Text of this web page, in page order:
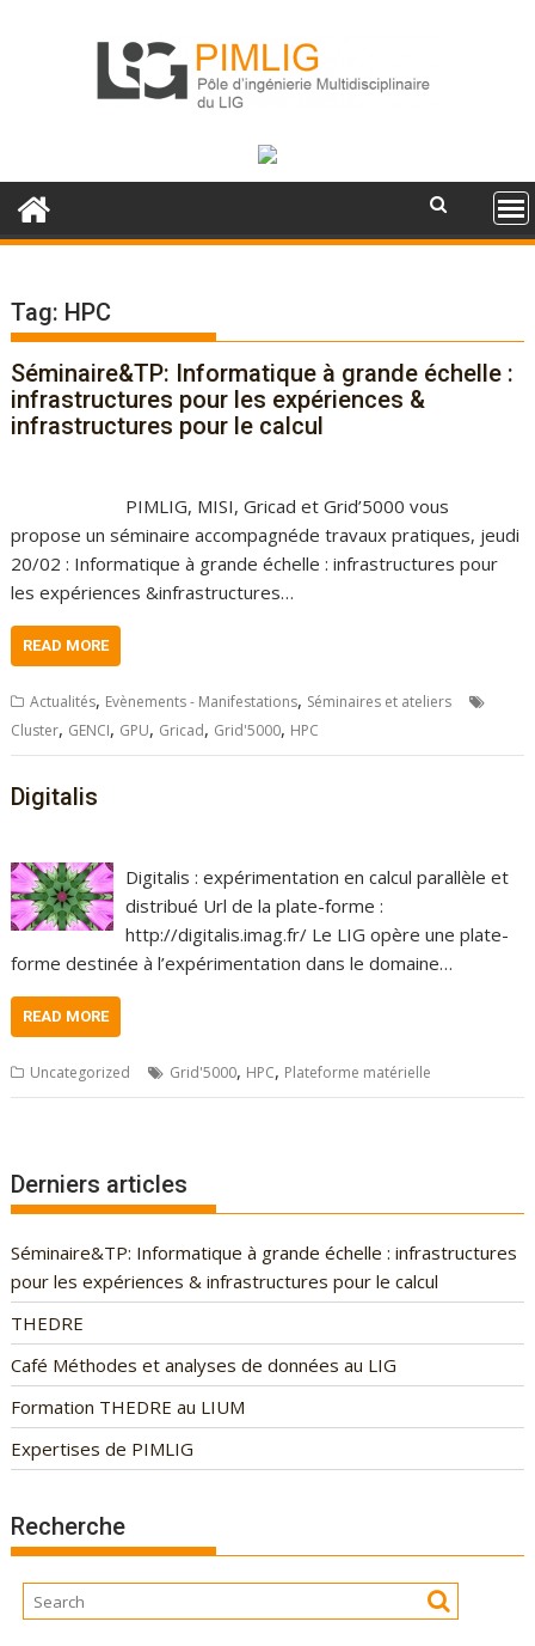
c
n
Tag: HPC
Séminaire&TP: Informatique à grande échelle :
infrastructures pour les expériences &
infrastructures pour le calcul
PIMLIG, MISI, Gricad et Grid’5000 vous
propose un séminaire accompagnéde travaux pratiques, jeudi
20/02 : Informatique à grande échelle : infrastructures pour
les expériences &infrastructures…
READ MORE
Actualités, Evènements - Manifestations, Séminaires et ateliers
Cluster, GENCI, GPU, Gricad, Grid'5000, HPC
Digitalis
Digitalis : expérimentation en calcul parallèle et
distribué Url de la plate-forme :
http://digitalis.imag.fr/ Le LIG opère une plate-
forme destinée à l’expérimentation dans le domaine…
READ MORE
Uncategorized Grid'5000, HPC, Plateforme matérielle
Derniers articles
Séminaire&TP: Informatique à grande échelle : infrastructures
pour les expériences & infrastructures pour le calcul
THEDRE
Café Méthodes et analyses de données au LIG
Formation THEDRE au LIUM
Expertises de PIMLIG
Recherche